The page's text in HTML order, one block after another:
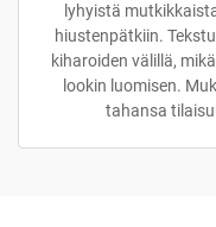
lyhyistä
hiustenpätkiin.
kiharoiden välillä,
lookin luomisen.
tahansa